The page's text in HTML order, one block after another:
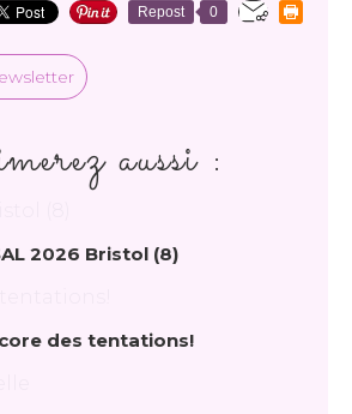
Repost 0
aussi :
2026 Bristol (8)
des tentations!